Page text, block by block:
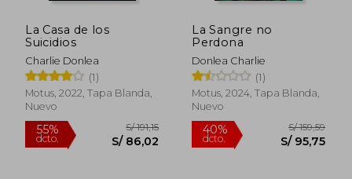
La Casa de los
Suicidios
Charlie Donlea
(1)
Motus, 2022, Tapa Blanda,
Nuevo
La Sangre no
Perdona
Donlea Charlie
(1)
Motus, 2024, Tapa Blanda,
Nuevo